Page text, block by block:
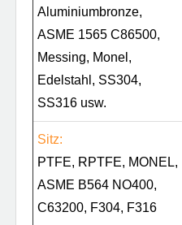
Aluminiumbronze,
ASME 1565 C86500,
Messing, Monel,
Edelstahl, SS304,
SS316 usw.
Sitz:
PTFE, RPTFE, MONEL,
ASME B564 NO400,
C63200, F304, F316